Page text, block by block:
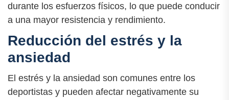
durante los esfuerzos físicos, lo que puede conducir
a una mayor resistencia y rendimiento.
Reducción del estrés y la
ansiedad
El estrés y la ansiedad son comunes entre los
deportistas y pueden afectar negativamente su